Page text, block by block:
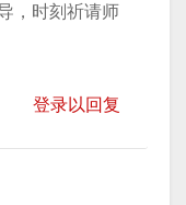
，时刻祈请师
登录以回复